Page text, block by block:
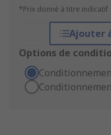
*Prix donné à titre indicatif
Ajouter
Options de